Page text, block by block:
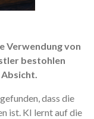
Verwendung von
bestohlen
dass die
ist. KI lernt auf die